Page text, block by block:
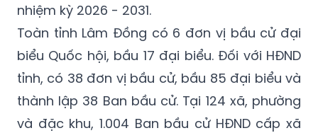
nhiệm kỳ 2026 - 2031.
Toàn tỉnh Lâm Đồng có 6 đơn vị bầu cử đại
biểu Quốc hội, bầu 17 đại biểu. Đối với HĐND
tỉnh, có 38 đơn vị bầu cử, bầu 85 đại biểu và
thành lập 38 Ban bầu cử. Tại 124 xã, phường
và đặc khu, 1.004 Ban bầu cử HĐND cấp xã